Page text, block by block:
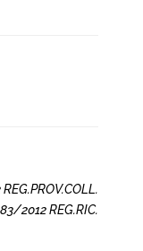
2012 REG.RIC.